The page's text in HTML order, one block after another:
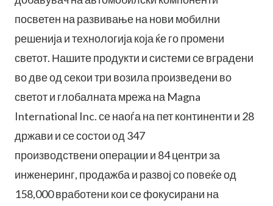
посветен на развивање на нови мобилни
решенија и технологија која ќе го промени
светот. Нашите продукти и системи се вградени
во две од секои три возила произведени во
светот и глобалната мрежа на Magna
International Inc. се наоѓа на пет континенти и 28
држави и се состои од 347
производствени операции и 84 центри за
инженеринг, продажба и развој со повеќе од
158,000 вработени кои се фокусирани на